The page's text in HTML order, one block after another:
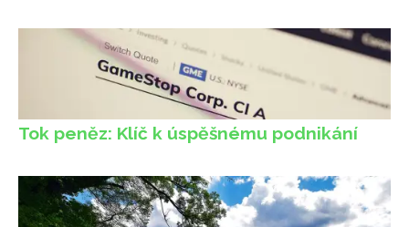
Tok peněz: Klíč k úspěšnému podnikání